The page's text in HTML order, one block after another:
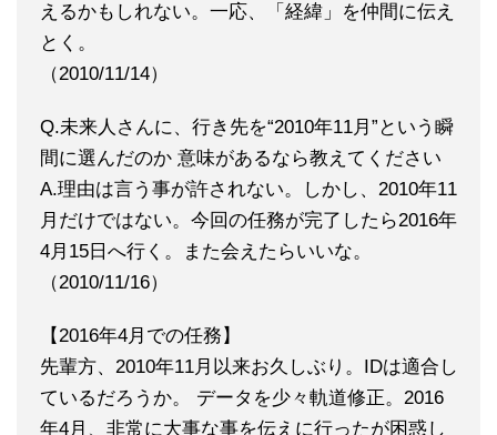
えるかもしれない。一応、「経緯」を仲間に伝え
とく。
（2010/11/14）
Q.未来人さんに、行き先を“2010年11月”という瞬
間に選んだのか 意味があるなら教えてください
A.理由は言う事が許されない。しかし、2010年11
月だけではない。今回の任務が完了したら2016年
4月15日へ行く。また会えたらいいな。
（2010/11/16）
【2016年4月での任務】
先輩方、2010年11月以来お久しぶり。IDは適合し
ているだろうか。 データを少々軌道修正。2016
年4月、非常に大事な事を伝えに行ったが困惑し